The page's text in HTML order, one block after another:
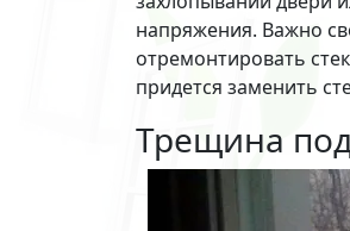
напряжения. Важно
отремонтировать
придется заменить
Трещина